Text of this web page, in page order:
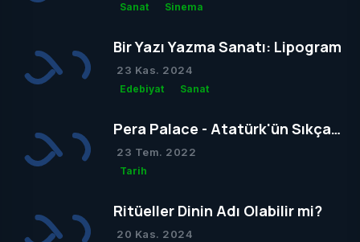
Sanat Sinema
Bir Yazı Yazma Sanatı: Lipogram
23 Kas. 2024
Edebiyat Sanat
Pera Palace - Atatürk'ün Sıkça
Konakladığı Otel
23 Tem. 2022
Tarih
Ritüeller Dinin Adı Olabilir mi?
20 Kas. 2024